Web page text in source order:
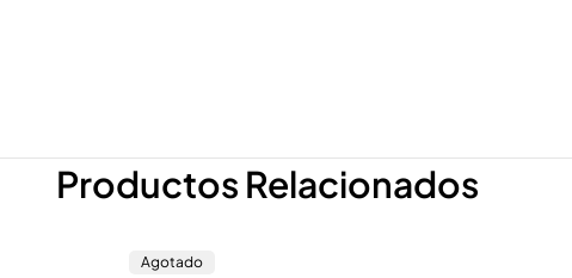
Productos Relacionados
Agotado